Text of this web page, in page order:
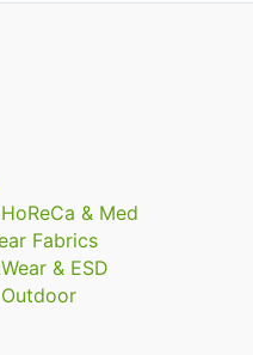
& Med
Fabrics
& ESD